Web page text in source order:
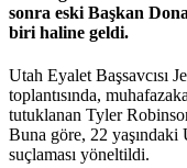
sonra eski Başkan
biri haline geldi.
Utah Eyalet Başsavcısı
toplantısında,
tutuklanan Tyler
Buna göre, 22 yaşındaki
suçlaması yöneltildi.